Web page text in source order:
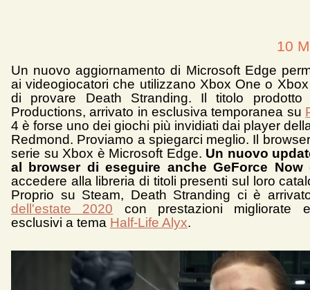
10
Un nuovo aggiornamento di Microsoft Edge
ai videogiocatori che utilizzano Xbox One o
di provare Death Stranding. Il titolo prodotto
Productions, arrivato in esclusiva temporanea su
4 è forse uno dei giochi più invidiati dai player
Redmond. Proviamo a spiegarci meglio. Il
serie su Xbox è Microsoft Edge. Un nuovo
al browser di eseguire anche GeForce Now
accedere alla libreria di titoli presenti sul loro
Proprio su Steam, Death Stranding ci è
dell'estate 2020 con prestazioni migliorate
esclusivi a tema Half-Life Alyx.